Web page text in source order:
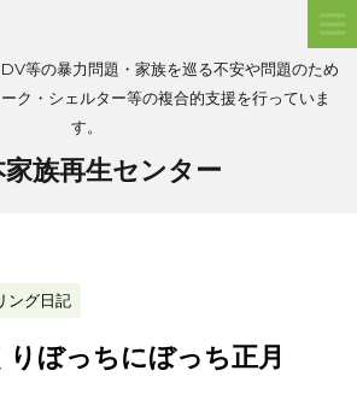
等の暴力問題・家族を巡る不安や問題のため
ク・シェルター等の複合的支援を行っていま
す。
家族再生センター
ング日記
ぼっちにぼっち正月